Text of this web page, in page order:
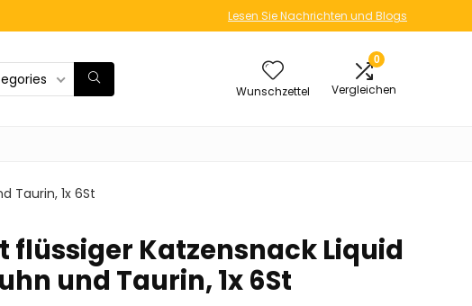
Lesen Sie Nachrichten und Blogs
Wunschzettel
0
Vergleichen
Taurin, 1x 6St
flüssiger Katzensnack Liquid
und Taurin, 1x 6St